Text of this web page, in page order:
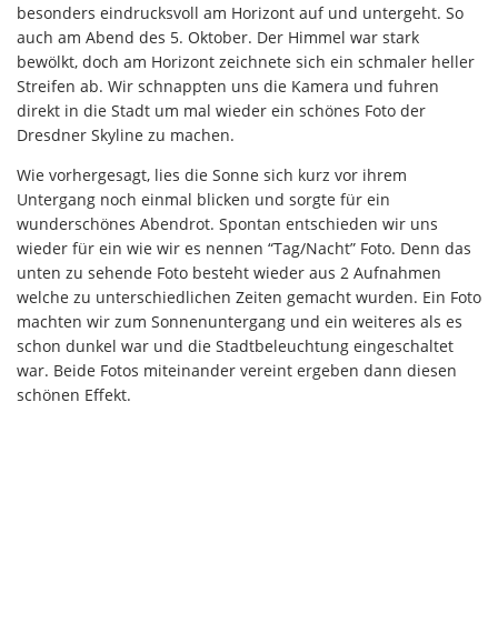
besonders eindrucksvoll am Horizont auf und untergeht. So
auch am Abend des 5. Oktober. Der Himmel war stark
bewölkt, doch am Horizont zeichnete sich ein schmaler heller
Streifen ab. Wir schnappten uns die Kamera und fuhren
direkt in die Stadt um mal wieder ein schönes Foto der
Dresdner Skyline zu machen.
Wie vorhergesagt, lies die Sonne sich kurz vor ihrem
Untergang noch einmal blicken und sorgte für ein
wunderschönes Abendrot. Spontan entschieden wir uns
wieder für ein wie wir es nennen “Tag/Nacht” Foto. Denn das
unten zu sehende Foto besteht wieder aus 2 Aufnahmen
welche zu unterschiedlichen Zeiten gemacht wurden. Ein Foto
machten wir zum Sonnenuntergang und ein weiteres als es
schon dunkel war und die Stadtbeleuchtung eingeschaltet
war. Beide Fotos miteinander vereint ergeben dann diesen
schönen Effekt.